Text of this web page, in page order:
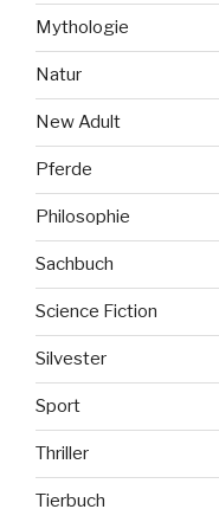
Mythologie
Natur
New Adult
Pferde
Philosophie
Sachbuch
Science Fiction
Silvester
Sport
Thriller
Tierbuch